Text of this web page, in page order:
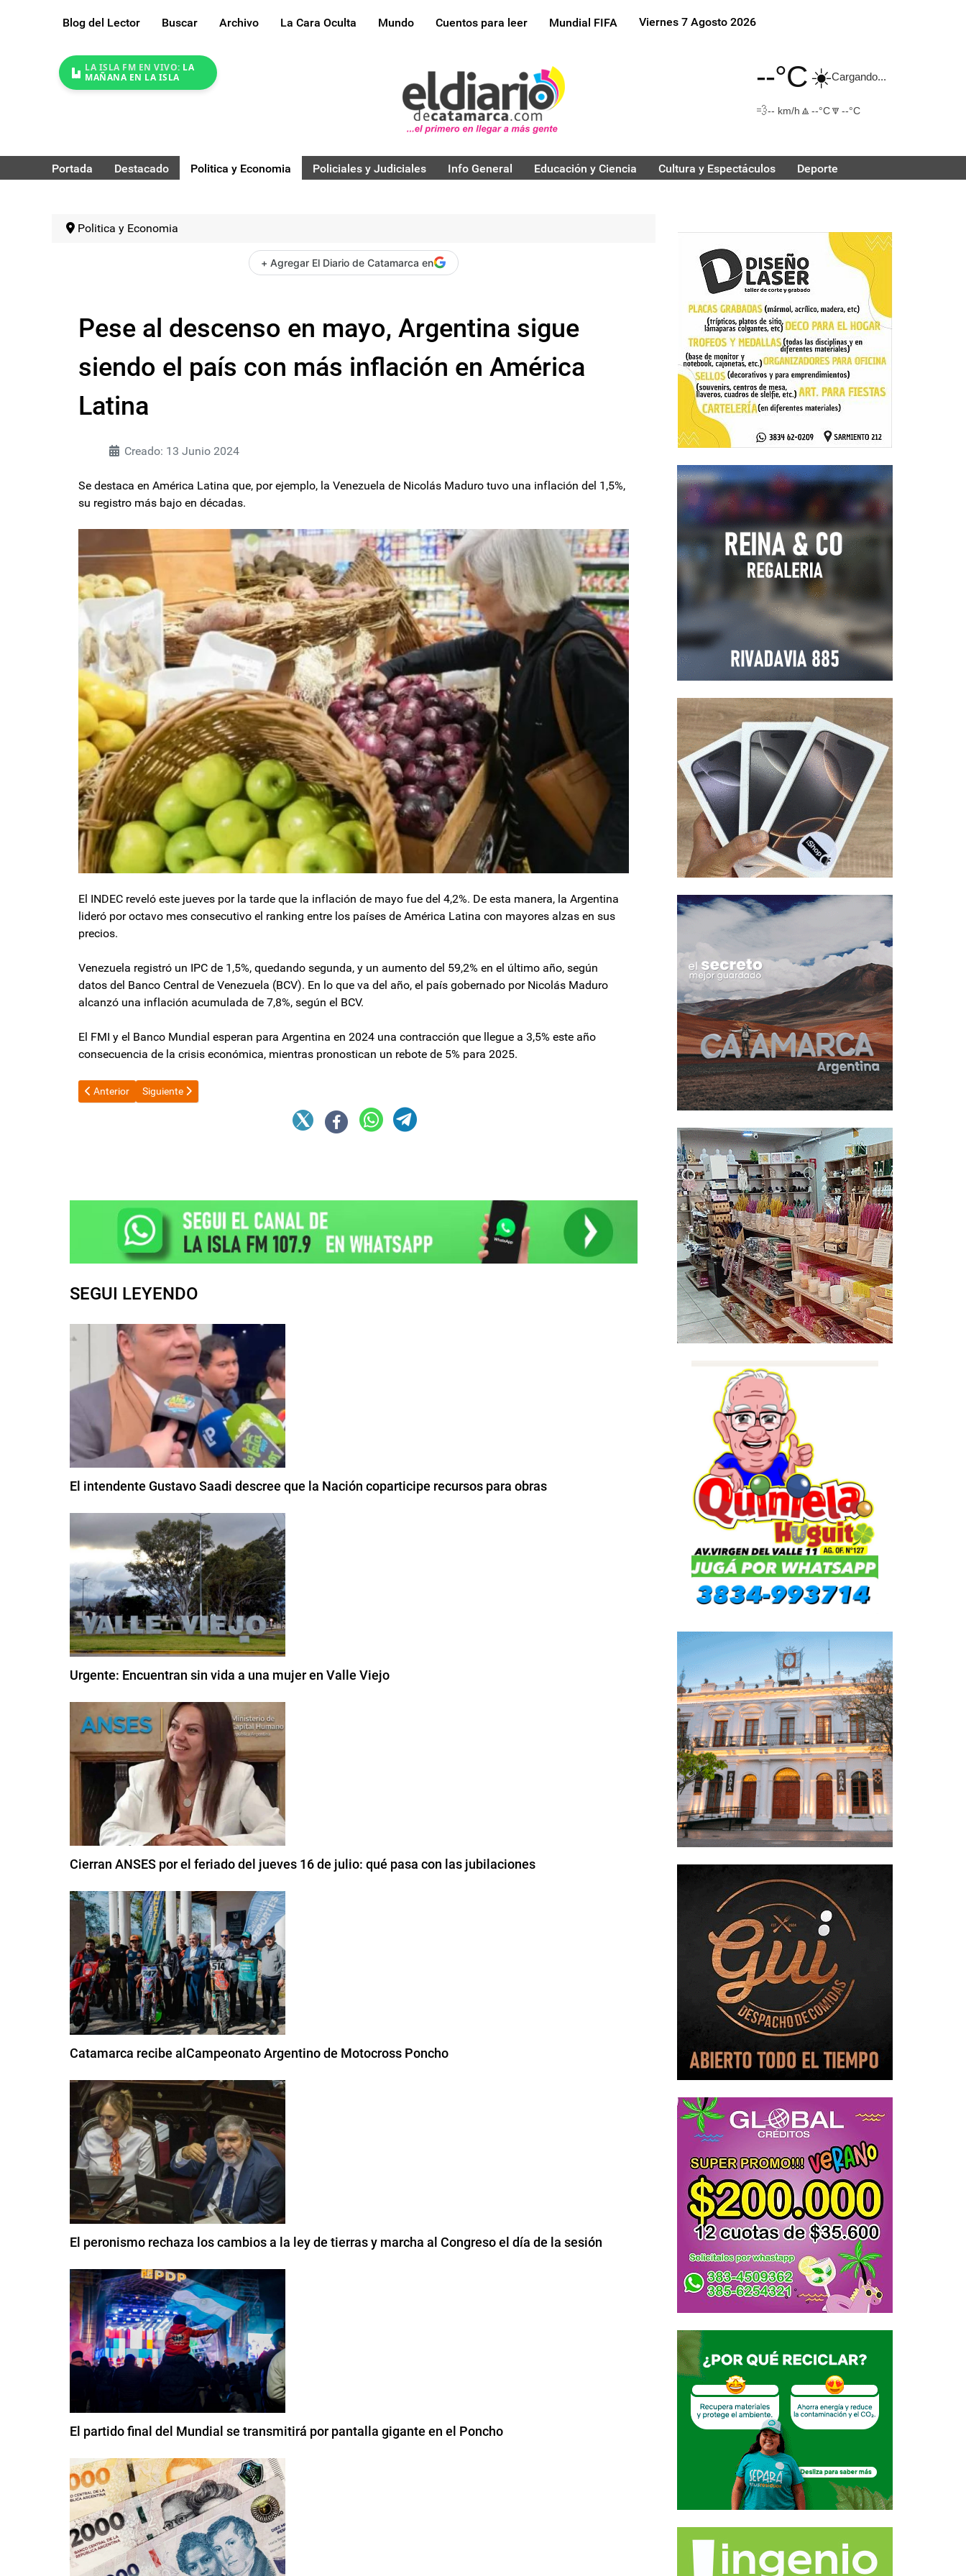
Blog del Lector Buscar Archivo La Cara Oculta Mundo Cuentos para leer Mundial FIFA Viernes 7 Agosto 2026
LA ISLA FM EN VIVO: LA
MAÑANA EN LA ISLA
--°C☀️Cargando...
💨-- km/h 🔼 --°C🔽 --°C
Portada Destacado Politica y Economia Policiales y Judiciales Info General Educación y Ciencia Cultura y Espectáculos Deporte
Politica y Economia
+ Agregar El Diario de Catamarca en
Pese al descenso en mayo, Argentina sigue
siendo el país con más inflación en América
Latina
Creado: 13 Junio 2024
Se destaca en América Latina que, por ejemplo, la Venezuela de Nicolás Maduro tuvo una inflación del 1,5%,
su registro más bajo en décadas.
El INDEC reveló este jueves por la tarde que la inflación de mayo fue del 4,2%. De esta manera, la Argentina
lideró por octavo mes consecutivo el ranking entre los países de América Latina con mayores alzas en sus
precios.
Venezuela registró un IPC de 1,5%, quedando segunda, y un aumento del 59,2% en el último año, según
datos del Banco Central de Venezuela (BCV). En lo que va del año, el país gobernado por Nicolás Maduro
alcanzó una inflación acumulada de 7,8%, según el BCV.
El FMI y el Banco Mundial esperan para Argentina en 2024 una contracción que llegue a 3,5% este año
consecuencia de la crisis económica, mientras pronostican un rebote de 5% para 2025.
Artículo anterior: Audiencia por el VAD y Niederle en la legislatura
Anterior Artículo siguiente: El FMI aprobó la revisión del programa y enviará 800 millones de dólares a la Argentina
Siguiente
SEGUI LEYENDO
El intendente Gustavo Saadi descree que la Nación coparticipe recursos para obras
Urgente: Encuentran sin vida a una mujer en Valle Viejo
Cierran ANSES por el feriado del jueves 16 de julio: qué pasa con las jubilaciones
Catamarca recibe alCampeonato Argentino de Motocross Poncho
El peronismo rechaza los cambios a la ley de tierras y marcha al Congreso el día de la sesión
El partido final del Mundial se transmitirá por pantalla gigante en el Poncho